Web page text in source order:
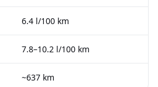
6.4 l/100 km
7.8–10.2 l/100 km
~637 km